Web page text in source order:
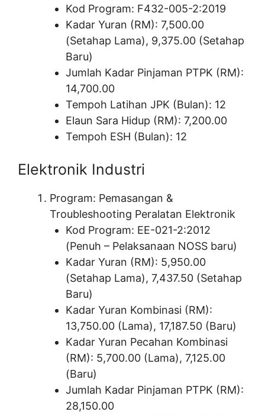
Kod Program: F432-005-2:2019
Kadar Yuran (RM): 7,500.00
(Setahap Lama), 9,375.00 (Setahap
Baru)
Jumlah Kadar Pinjaman PTPK (RM):
14,700.00
Tempoh Latihan JPK (Bulan): 12
Elaun Sara Hidup (RM): 7,200.00
Tempoh ESH (Bulan): 12
Elektronik Industri
Program: Pemasangan &
Troubleshooting Peralatan Elektronik
Kod Program: EE-021-2:2012
(Penuh – Pelaksanaan NOSS baru)
Kadar Yuran (RM): 5,950.00
(Setahap Lama), 7,437.50 (Setahap
Baru)
Kadar Yuran Kombinasi (RM):
13,750.00 (Lama), 17,187.50 (Baru)
Kadar Yuran Pecahan Kombinasi
(RM): 5,700.00 (Lama), 7,125.00
(Baru)
Jumlah Kadar Pinjaman PTPK (RM):
28,150.00